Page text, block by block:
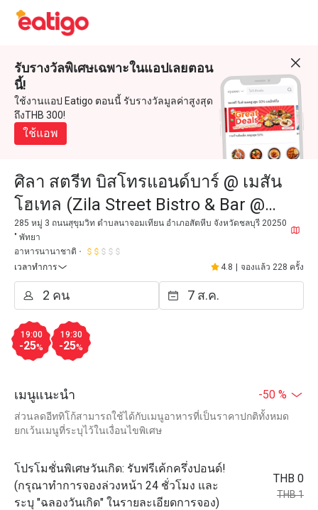
รับรางวัลพิเศษเฉพาะในแอปเลยตอน
นี้!
ใช้งานแอป Eatigo ตอนนี้ รับรางวัลมูลค่าสูงสุด
ถึงTHB 300!
ใช้แอพ
ศิลา สตรีท บิสโทรแอนด์บาร์ @ เมสัน
โฮเทล (Zila Street Bistro & Bar @
Mason Hotel)
285 หมู่ 3 ถนนสุขุมวิท ตำบลนาจอมเทียน อำเภอสัตหีบ จังหวัดชลบุรี 20250
" พัทยา
อาหารนานาชาติ
เวลาทำการ
4.8 จองแล้ว 228 ครั้ง
19:00
-25%
19:30
-25%
เมนูแนะนำ -50 %
ส่วนลดอีททิโก้สามารถใช้ได้กับเมนูอาหารที่เป็นราคาปกติทั้งหมด
ยกเว้นเมนูที่ระบุไว้ในเงื่อนไขพิเศษ
โปรโมชั่นพิเศษวันเกิด: รับฟรีเค้กครึ่งปอนด์!
(กรุณาทำการจองล่วงหน้า 24 ชั่วโมง และ
ระบุ "ฉลองวันเกิด" ในรายละเอียดการจอง)
THB 0
THB 1